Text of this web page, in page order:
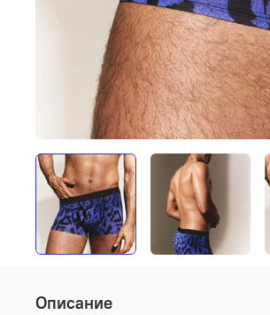
Описание